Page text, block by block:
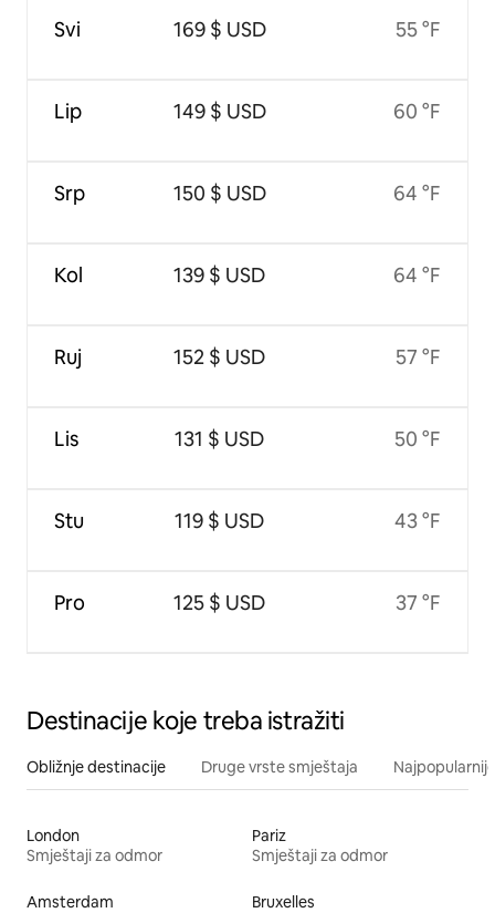
Svi
Lip
Srp
Kol
Ruj
Lis
Stu
Pro
169 $ USD
149 $ USD
150 $ USD
139 $ USD
152 $ USD
131 $ USD
119 $ USD
125 $ USD
55 °F
60 °F
64 °F
64 °F
57 °F
50 °F
43 °F
37 °F
Destinacije koje treba istražiti
Obližnje destinacije Druge vrste smještaja
London
Smještaji za odmor
Pariz
Smještaji za odmor
Amsterdam
Bruxelles